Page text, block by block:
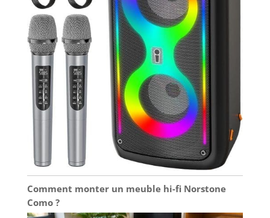
Comment monter un meuble hi-fi Norstone
Como ?